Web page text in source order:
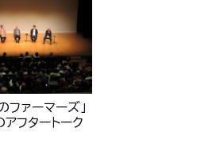
ファーマーズ」
アフタートーク